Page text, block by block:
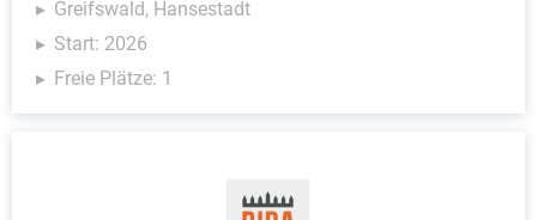
Greifswald, Hansestadt
Start: 2026
Freie Plätze: 1